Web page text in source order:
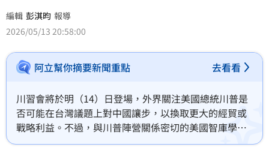
編輯 彭淇昀 報導
2026/05/13 20:58:00
阿立幫你摘要新聞重點 去看看
川習會將於明（14）日登場，外界關注美國總統川普是
否可能在台灣議題上對中國讓步，以換取更大的經貿或
戰略利益。不過，與川普陣營關係密切的美國智庫學者
溫斯坦（Kenneth Weinstein）認為，這種擔憂缺乏根